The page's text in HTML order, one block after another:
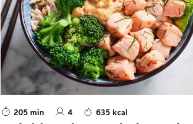
205 min 4 635 kcal